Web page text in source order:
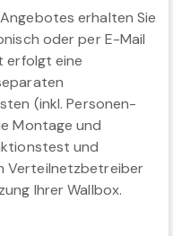
erhalten Sie
oder per E-Mail
erfolgt eine
(inkl. Personen-
Montage und
und
Verteilnetzbetreiber
Ihrer Wallbox.